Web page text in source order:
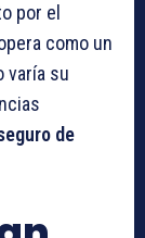
por el
como un
varía su
de